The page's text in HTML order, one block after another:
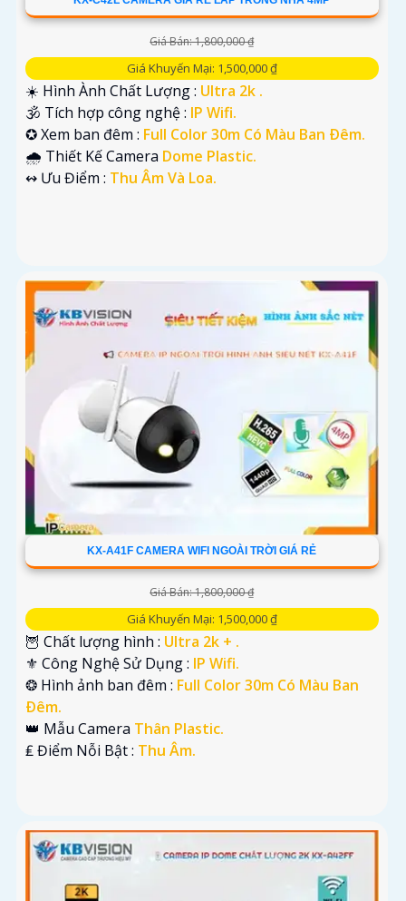
Giá Bán: 1,800,000 ₫
Giá Khuyến Mại: 1,500,000 ₫
☀️ Hình Ành Chất Lượng : Ultra 2k .
🕉️ Tích hợp công nghệ : IP Wifi.
✪ Xem ban đêm : Full Color 30m Có Màu Ban Ðêm.
🌧️ Thiết Kế Camera Dome Plastic.
️↭ Ưu Điểm : Thu Âm Và Loa.
KX-A41F CAMERA WIFI NGOÀI TRỜI GIÁ RẺ
Giá Bán: 1,800,000 ₫
Giá Khuyến Mại: 1,500,000 ₫
🦉 Chất lượng hình : Ultra 2k + .
⚜️ Công Nghệ Sử Dụng : IP Wifi.
❂ Hình ảnh ban đêm : Full Color 30m Có Màu Ban
Ðêm.
👑 Mẫu Camera Thân Plastic.
️₤ Điểm Nỗi Bật : Thu Âm.